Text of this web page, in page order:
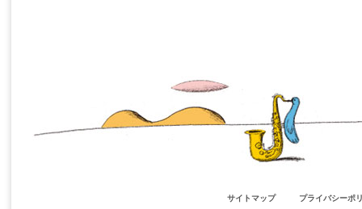
サイトマップ プライバシーポ